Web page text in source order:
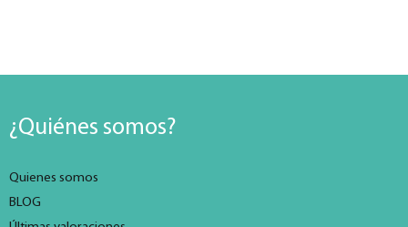
¿Quiénes somos?
Quienes somos
BLOG